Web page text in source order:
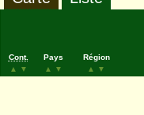
Cont.
▲
▼
Pays
▲
▼
Région
▲
▼